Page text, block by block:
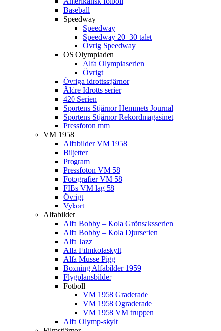
Baseball
Speedway
Speedway
Speedway 20–30 talet
Övrig Speedway
OS Olympiaden
Alfa Olympiaserien
Övrigt
Övriga idrottsstjärnor
Äldre Idrotts serier
420 Serien
Sportens Stjärnor Hemmets Journal
Sportens Stjärnor Rekordmagasinet
Pressfoton mm
VM 1958
Alfabilder VM 1958
Biljetter
Program
Pressfoton VM 58
Fotografier VM 58
FIBs VM lag 58
Övrigt
Vykort
Alfabilder
Alfa Bobby – Kola Grönsaksserien
Alfa Bobby – Kola Djurserien
Alfa Jazz
Alfa Filmkolaskylt
Alfa Musse Pigg
Boxning Alfabilder 1959
Flygplansbilder
Fotboll
VM 1958 Graderade
VM 1958 Ograderade
VM 1958 VM truppen
Alfa Olymp-skylt